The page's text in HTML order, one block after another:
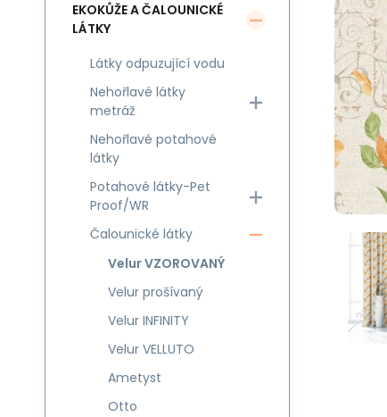
EKOKŮŽE A ČALOUNICKÉ
LÁTKY
Látky odpuzující vodu
Nehořlavé látky
metráž
Nehořlavé potahové
látky
Potahové látky-Pet
Proof/WR
Čalounické látky
Velur VZOROVANÝ
Velur prošívaný
Velur INFINITY
Velur VELLUTO
Ametyst
Otto